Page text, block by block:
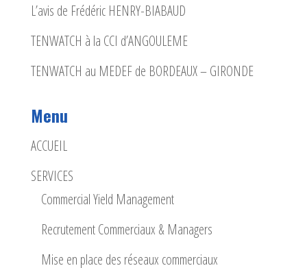
L’avis de Frédéric HENRY-BIABAUD
TENWATCH à la CCI d’ANGOULEME
TENWATCH au MEDEF de BORDEAUX – GIRONDE
Menu
ACCUEIL
SERVICES
Commercial Yield Management
Recrutement Commerciaux & Managers
Mise en place des réseaux commerciaux